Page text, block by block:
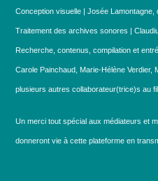
Conception visuelle | Josée
Traitement des archives sonores |
Recherche, contenus, compilation et
Carole Painchaud, Marie-Hélène Verdier,
plusieurs autres collaborateur(trice)s au
Un merci tout spécial aux médiateurs et
donneront vie à cette plateforme en